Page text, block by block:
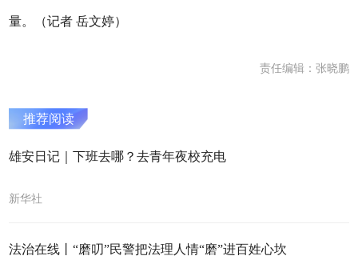
量。（记者 岳文婷）
责任编辑：张晓鹏
推荐阅读
雄安日记｜下班去哪？去青年夜校充电
新华社
法治在线丨“磨叨”民警把法理人情“磨”进百姓心坎